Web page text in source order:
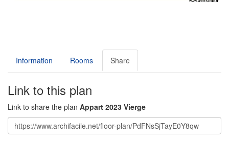
Information Rooms Share
Link to this plan
Link to share the plan Appart 2023 Vierge